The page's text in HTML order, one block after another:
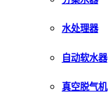
水处理器
自动软水器
真空脱气机